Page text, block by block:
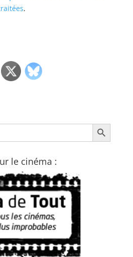
.
Search Button
le cinéma :